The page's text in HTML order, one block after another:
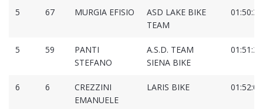
5 67 MURGIA EFISIO
ASD LAKE BIKE
TEAM
5 59
PANTI
STEFANO
A.S.D. TEAM
SIENA BIKE
6 6
CREZZINI
EMANUELE
LARIS BIKE